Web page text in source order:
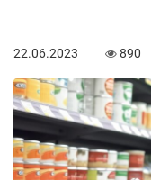
22.06.2023 890